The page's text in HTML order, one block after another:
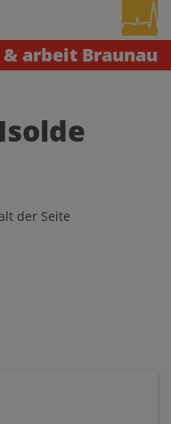
arbeit Braunau
der Seite